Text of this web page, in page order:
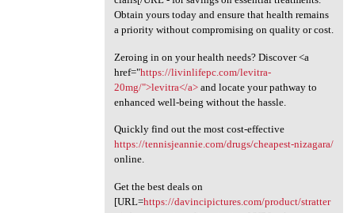
Obtain yours today and ensure that health remains
a priority without compromising on quality or cost.
Zeroing in on your health needs? Discover <a
href="https://livinlifepc.com/levitra-
20mg/">levitra</a>and locate your pathway to
enhanced well-being without the hassle.
Quickly find out the most cost-effective
https://tennisjeannie.com/drugs/cheapest-nizagara/
online.
Get the best deals on
[URL=https://davincipictures.com/product/stratter